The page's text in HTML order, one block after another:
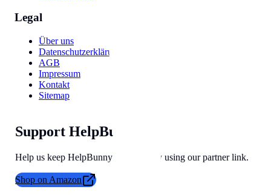
Legal
Über uns
Datenschutzerklärung
AGB
Impressum
Kontakt
Sitemap
Support HelpBunny
Help us keep HelpBunny tools free by using our partner link.
Shop on Amazon